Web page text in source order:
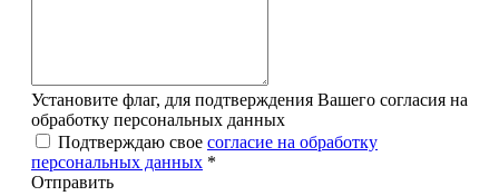
Установите флаг, для подтверждения Вашего согласия на
обработку персональных данных
Подтверждаю свое согласие на обработку
персональных данных *
Отправить